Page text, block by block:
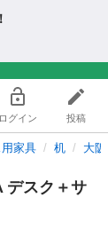
ログイン 投稿
家具 机 大
デスク＋サ